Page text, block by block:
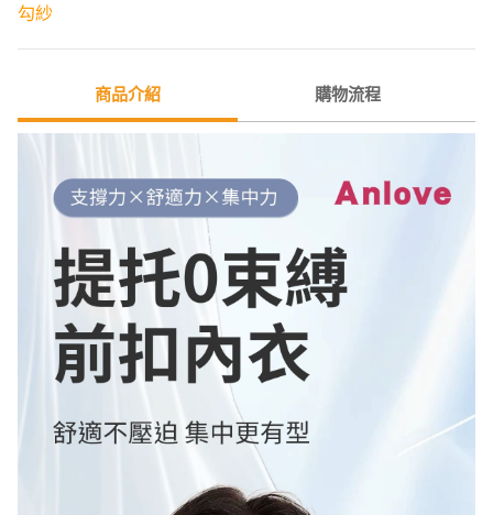
勾紗
商品介紹 購物流程